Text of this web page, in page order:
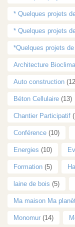
* Quelques projets
* Quelques projets
*Quelques projets
Architecture
Auto construction
Béton Cellulaire (13)
Chantier Participatif
Conférence (10)
Energies (10)
Formation (5)
laine de bois (5)
Ma maison Ma
Monomur (14)